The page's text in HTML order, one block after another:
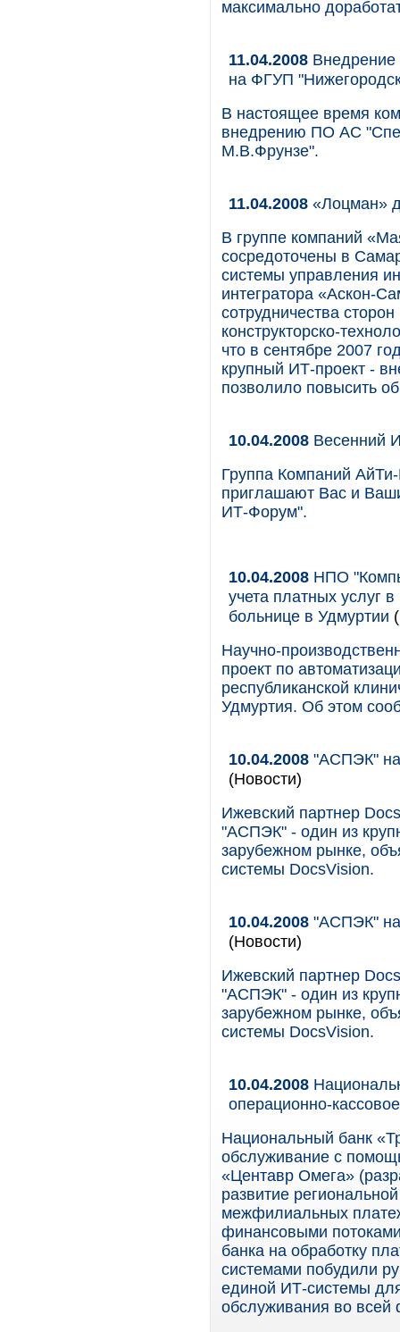
максимально
11.04.2008
на ФГУП
В настоящее время
внедрению ПО АС
М.В.Фрунзе".
11.04.2008 «Лоцман»
В группе компаний
сосредоточены в
системы управления
интегратора «Аскон-
сотрудничества
конструкторско-
что в сентябре 2007
крупный ИТ-проект -
позволило повысить
10.04.2008 Весенний
Группа Компаний
приглашают Вас и
ИТ-Форум".
10.04.2008 НПО
учета платных услуг
больнице в Удмуртии
Научно-
проект по
республиканской
Удмуртия. Об этом
10.04.2008 "АСПЭК"
(Новости)
Ижевский партнер
"АСПЭК" - один из
зарубежном рынке,
системы DocsVision.
10.04.2008 "АСПЭК"
(Новости)
Ижевский партнер
"АСПЭК" - один из
зарубежном рынке,
системы DocsVision.
10.04.2008
операционно-
Национальный банк
обслуживание с
«Центавр Омега»
развитие
межфилиальных
финансовыми
банка на обработку
системами побудили
единой ИТ-системы
обслуживания во всей